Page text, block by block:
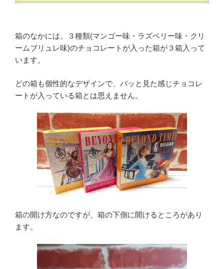
箱のなかには、３種類(マンゴー味・ラズベリー味・クリ
ームブリュレ味)のチョコレートが入った箱が３箱入って
います。
どの箱も個性的なデザインで、パッと見た感じチョコレ
ートが入っている箱とは思えません。
箱の開け方なのですが、箱の下側に開けるところがあり
ます。